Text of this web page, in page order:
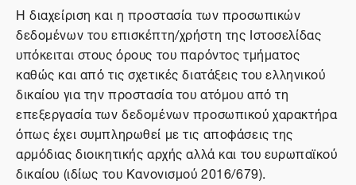
Η διαχείριση και η προστασία των προσωπικών
δεδομένων του επισκέπτη/χρήστη της Ιστοσελίδας
υπόκειται στους όρους του παρόντος τμήματος
καθώς και από τις σχετικές διατάξεις του ελληνικού
δικαίου για την προστασία του ατόμου από τη
επεξεργασία των δεδομένων προσωπικού χαρακτήρα
όπως έχει συμπληρωθεί με τις αποφάσεις της
αρμόδιας διοικητικής αρχής αλλά και του ευρωπαϊκού
δικαίου (ιδίως του Κανονισμού 2016/679).